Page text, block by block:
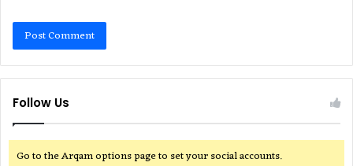
Follow Us
Go to the Arqam options page to set your social accounts.